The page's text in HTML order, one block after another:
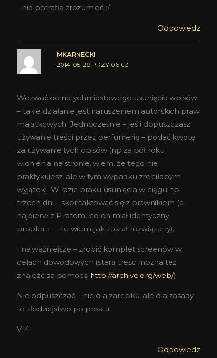
nie potrafią zrozumieć :/
Odpowiedz
MKARNECKI
2014-05-28 PRZY 06:03
Wezwać do natychmiastowego usunięcia wpisów
– takie działanie jest naruszeniem autorskich praw
majątkowych. Jednocześnie – jeśli dopuszczasz
używanie treści przez perfumerię – podać kwotę
za używanie tych opisów (np za pół roku
widnienia na stronie. wiem, że tego nie
praktykujesz, ale w tym wypadku zrobiłabym
wyjątek). W razie braku usunięcia w ciągu np
trzech dni – skontaktować się z prawnikiem (a
najpierw z Piratem, bo on miał identyczny
problem – nie wiem, jak został rozwiązany).
I najważniejsze – zrobić komplet screenów w
celach dowodowych (starą treść można też
znaleźć za pomocą http://archive.org/web/).
Nie odpuszczać – nie dla zarobku, ale dla zasady –
to złodziejstwo po prostu.
VI4
Odpowiedz